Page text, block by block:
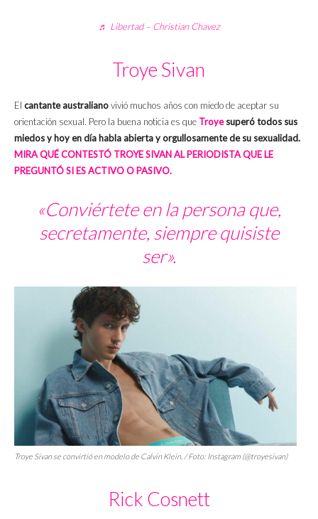
♬ Libertad – Christian Chavez
Troye Sivan
El cantante australianovivió muchos años con miedo de aceptar su
orientación sexual. Pero la buena noticia es que Troyesuperó todos sus
miedos y hoy en día habla abierta y orgullosamente de su sexualidad.
MIRA QUÉ CONTESTÓ TROYE SIVAN AL PERIODISTA QUE LE
PREGUNTÓ SI ES ACTIVO O PASIVO.
«Conviértete en la persona que,
secretamente, siempre quisiste
ser».
Troye Sivan se convirtió en modelo de Calvin Klein. / Foto: Instagram (@troyesivan)
Rick Cosnett